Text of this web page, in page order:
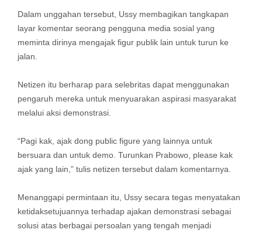
Dalam unggahan tersebut, Ussy membagikan tangkapan
layar komentar seorang pengguna media sosial yang
meminta dirinya mengajak figur publik lain untuk turun ke
jalan.
Netizen itu berharap para selebritas dapat menggunakan
pengaruh mereka untuk menyuarakan aspirasi masyarakat
melalui aksi demonstrasi.
“Pagi kak, ajak dong public figure yang lainnya untuk
bersuara dan untuk demo. Turunkan Prabowo, please kak
ajak yang lain,” tulis netizen tersebut dalam komentarnya.
Menanggapi permintaan itu, Ussy secara tegas menyatakan
ketidaksetujuannya terhadap ajakan demonstrasi sebagai
solusi atas berbagai persoalan yang tengah menjadi